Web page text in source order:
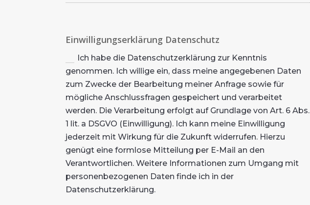
Einwilligungserklärung Datenschutz
Ich habe die Datenschutzerklärung zur Kenntnis
genommen. Ich willige ein, dass meine angegebenen Daten
zum Zwecke der Bearbeitung meiner Anfrage sowie für
mögliche Anschlussfragen gespeichert und verarbeitet
werden. Die Verarbeitung erfolgt auf Grundlage von Art. 6 Abs.
1 lit. a DSGVO (Einwilligung). Ich kann meine Einwilligung
jederzeit mit Wirkung für die Zukunft widerrufen. Hierzu
genügt eine formlose Mitteilung per E-Mail an den
Verantwortlichen. Weitere Informationen zum Umgang mit
personenbezogenen Daten finde ich in der
Datenschutzerklärung.